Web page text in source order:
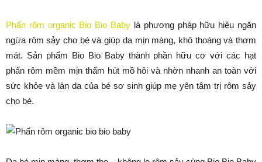
Phấn rôm organic Bio Bio Baby là phương pháp hữu hiệu ngăn
ngừa rôm sảy cho bé và giúp da mịn màng, khô thoáng và thơm
mát. Sản phẩm Bio Bio Baby thành phần hữu cơ với các hạt
phấn rôm mềm mịn thấm hút mồ hôi và nhờn nhanh an toàn với
sức khỏe và làn da của bé sơ sinh giúp mẹ yên tâm trị rôm sảy
cho bé.